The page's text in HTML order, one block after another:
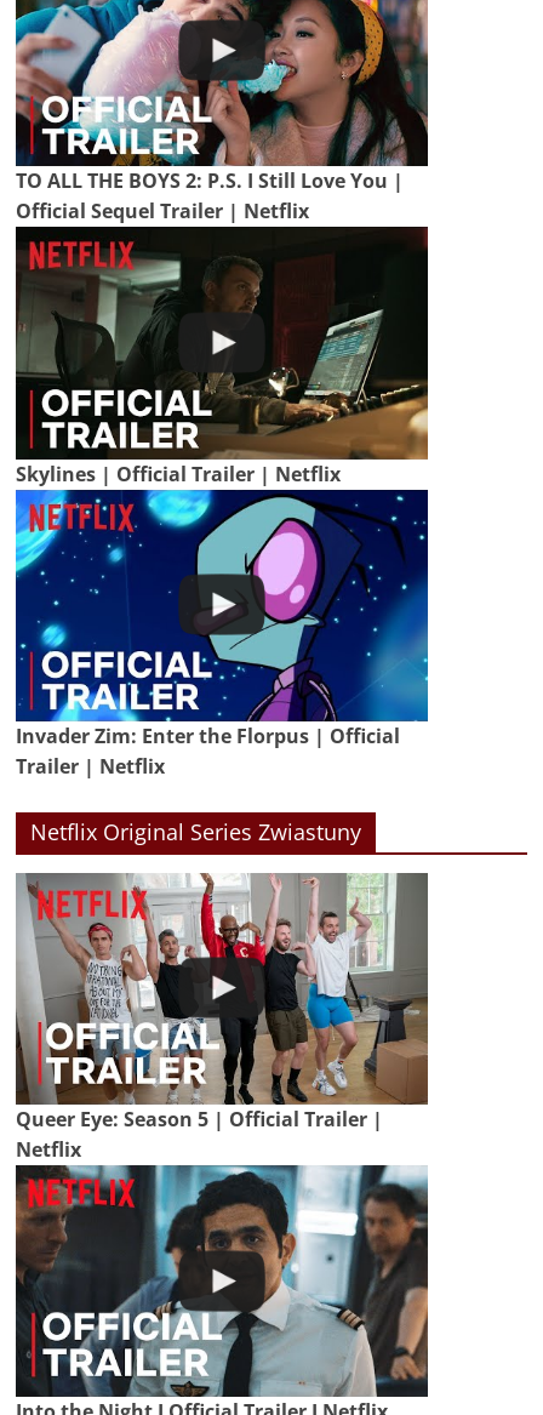
TO ALL THE BOYS 2: P.S. I Still Love You |
Official Sequel Trailer | Netflix
Skylines | Official Trailer | Netflix
Invader Zim: Enter the Florpus | Official
Trailer | Netflix
Netflix Original Series Zwiastuny
Queer Eye: Season 5 | Official Trailer |
Netflix